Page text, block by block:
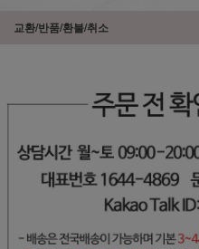
교환/반품/환불/취소